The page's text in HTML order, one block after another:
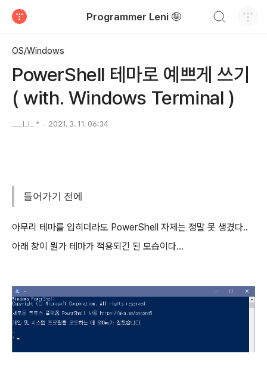
Programmer Leni 🤪
OS/Windows
PowerShell 테마로 예쁘게 쓰기
( with. Windows Terminal )
___l_i_ * 2021. 3. 11. 06:34
들어가기 전에
아무리 테마를 입히더라도 PowerShell 자체는 정말 못 생겼다..
아래 창이 뭔가 테마가 적용되긴 된 모습이다...